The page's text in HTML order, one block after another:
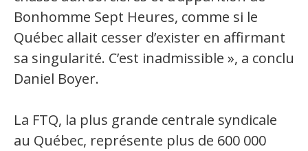
Bonhomme Sept Heures, comme si le
Québec allait cesser d’exister en affirmant
sa singularité. C’est inadmissible », a conclu
Daniel Boyer.
La FTQ, la plus grande centrale syndicale
au Québec, représente plus de 600 000